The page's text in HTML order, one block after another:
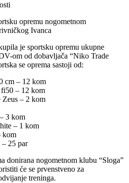
je sportsku opremu ukupne
om od dobavljača “Niko Trade
se oprema sastoji od:
cm – 12 kom
fi50 – 12 kom
– 2 kom
3 kom
– 1 kom
kom
25 par
donirana nogometnom klubu “Sloga”
će se prvenstveno za
treninga.